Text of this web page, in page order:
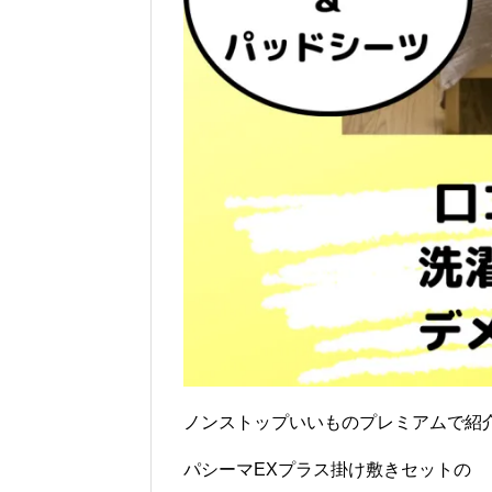
ノンストップいいものプレミアムで紹
パシーマEXプラス掛け敷きセットの